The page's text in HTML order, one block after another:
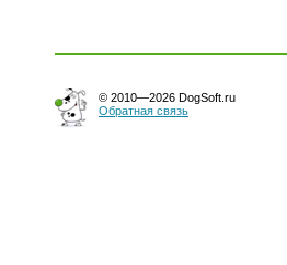
© 2010—2026 DogSoft.ru
Обратная связь